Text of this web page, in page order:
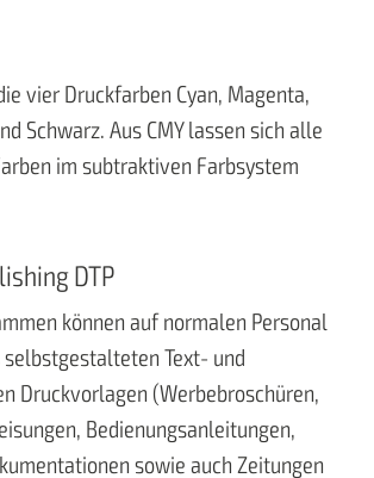
vier Druckfarben Cyan, Magenta,
Schwarz. Aus CMY lassen sich alle
im subtraktiven Farbsystem
DTP
können auf normalen Personal
selbstgestalteten Text- und
Druckvorlagen (Werbebroschüren,
Bedienungsanleitungen,
sowie auch Zeitungen